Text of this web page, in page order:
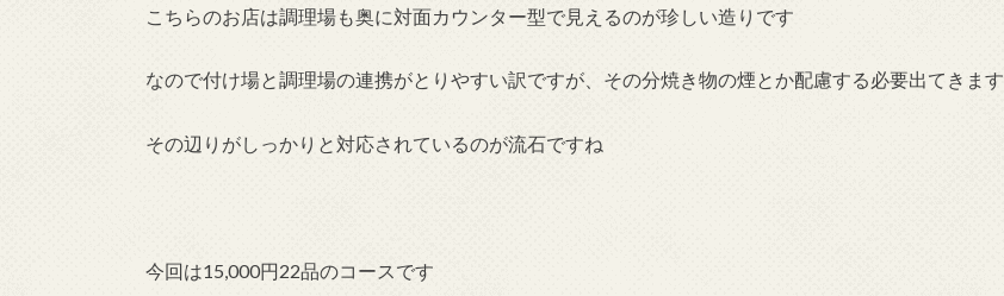
こちらのお店は調理場も奥に対面カウンター型で見えるのが珍しい造りです
なので付け場と調理場の連携がとりやすい訳ですが、その分焼き物の煙とか配慮する必要出てきます
その辺りがしっかりと対応されているのが流石ですね
今回は15,000円22品のコースです